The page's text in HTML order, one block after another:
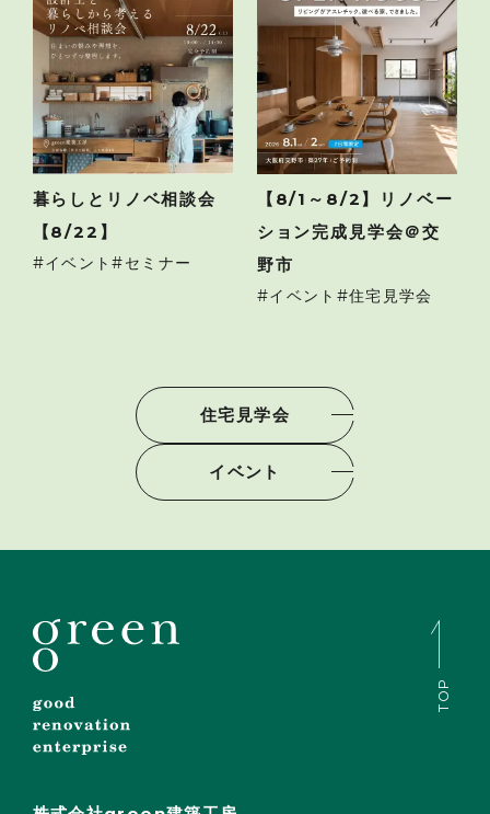
暮らしとリノベ相談会
【8/22】
イベント セミナー
【8/1～8/2】リノベー
ション完成見学会＠交
野市
イベント 住宅見学会
住宅見学会
イベント
TOP